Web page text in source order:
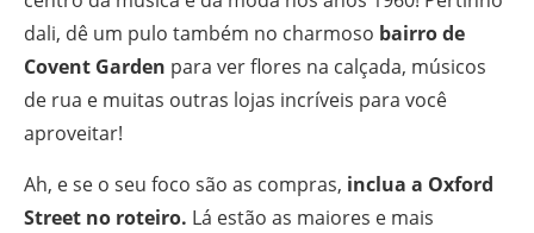
dali, dê um pulo também no charmoso bairro de
Covent Garden para ver flores na calçada, músicos
de rua e muitas outras lojas incríveis para você
aproveitar!
Ah, e se o seu foco são as compras, inclua a Oxford
Street no roteiro. Lá estão as maiores e mais